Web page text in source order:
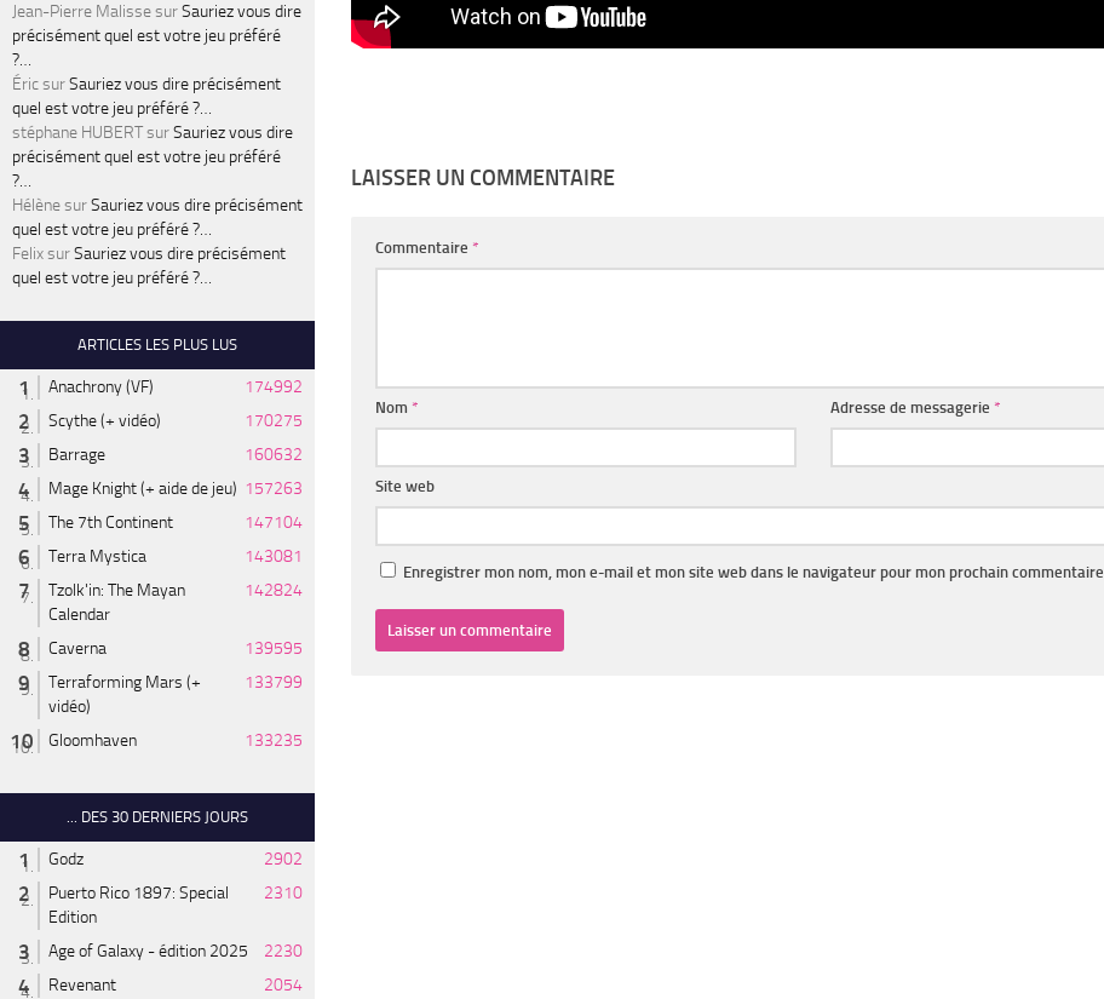
LAISSER UN COMMENTAIRE
Commentaire *
Nom * Adresse de messagerie*
Site web
Enregistrer mon nom, mon e-mail et mon site web dans le navigateur pour mon prochain commentaire.
Jean-Pierre MalissesurSauriez vous dire
précisément quel est votre jeu préféré
?…
ÉricsurSauriez vous dire précisément
quel est votre jeu préféré ?…
stéphane HUBERTsurSauriez vous dire
précisément quel est votre jeu préféré
?…
HélènesurSauriez vous dire précisément
quel est votre jeu préféré ?…
FelixsurSauriez vous dire précisément
quel est votre jeu préféré ?…
ARTICLES LES PLUS LUS
Anachrony (VF)
174992
Scythe (+ vidéo)
170275
Barrage
160632
Mage Knight (+ aide de jeu) 157263
The 7th Continent
147104
Terra Mystica
143081
Tzolk'in: The Mayan
Calendar
142824
Caverna
139595
Terraforming Mars (+
vidéo)
133799
Gloomhaven 133235
... DES 30 DERNIERS JOURS
Godz
2902
Puerto Rico 1897: Special
Edition
2310
Age of Galaxy - édition 2025
2230
Revenant
2054